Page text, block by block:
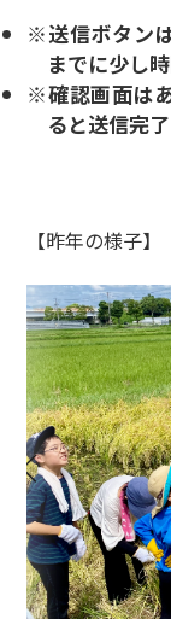
※送信ボタン
までに少し
※確認画面は
ると送信完
【昨年の様子】